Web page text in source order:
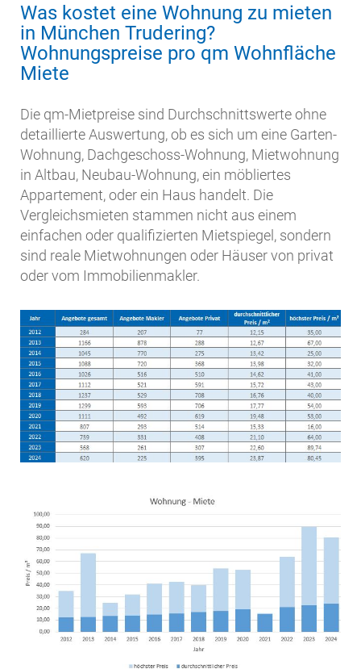
Was kostet eine Wohnung zu mieten
in München Trudering?
Wohnungspreise pro qm Wohnfläche
Miete
Die qm-Mietpreise sind Durchschnittswerte ohne
detaillierte Auswertung, ob es sich um eine Garten-
Wohnung, Dachgeschoss-Wohnung, Mietwohnung
in Altbau, Neubau-Wohnung, ein möbliertes
Appartement, oder ein Haus handelt. Die
Vergleichsmieten stammen nicht aus einem
einfachen oder qualifizierten Mietspiegel, sondern
sind reale Mietwohnungen oder Häuser von privat
oder vom Immobilienmakler.